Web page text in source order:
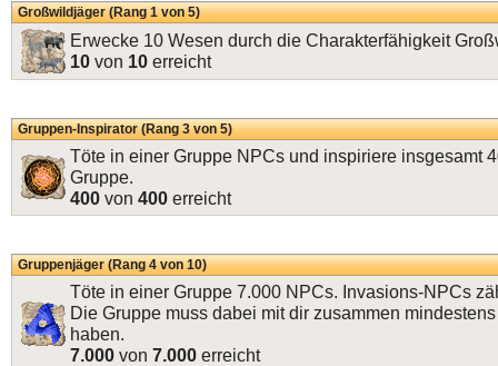
Großwildjäger (Rang 1 von 5)
Erwecke 10 Wesen durch die Charakterfähigkeit
10 von 10 erreicht
Gruppen-Inspirator (Rang 3 von 5)
Töte in einer Gruppe NPCs und inspiriere insgesamt
Gruppe.
400 von 400 erreicht
Gruppenjäger (Rang 4 von 10)
Töte in einer Gruppe 7.000 NPCs. Invasions-NPCs
Die Gruppe muss dabei mit dir zusammen
haben.
7.000 von 7.000 erreicht